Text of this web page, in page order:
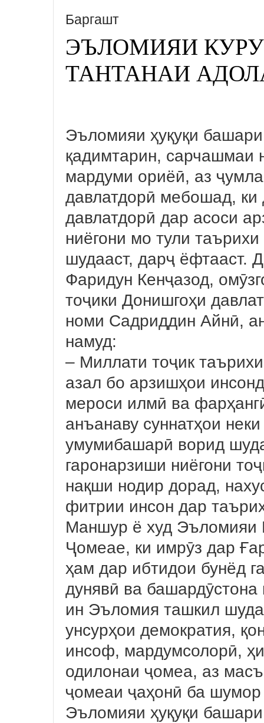
Баргашт
ЭЪЛОМИЯИ
ТАНТАНАИ
Эъломияи ҳуқуқи
қадимтарин, сарчашмаи
мардуми ориёӣ, аз
давлатдорӣ мебошад,
давлатдорӣ дар асоси
ниёгони мо тули
шудааст, дарҷ ёфтааст.
Фаридун Кенҷазод,
тоҷики Донишгоҳи
номи Садриддин Айнӣ,
намуд:
– Миллати тоҷик
азал бо арзишҳои
мероси илмӣ ва
анъанаву суннатҳои
умумибашарӣ ворид
гаронарзиши ниёгони
нақши нодир дорад,
фитрии инсон дар
Маншур ё худ
Ҷомеае, ки имрӯз дар
ҳам дар ибтидои бунёд
дунявӣ ва
ин Эъломия ташкил
унсурҳои демократия,
инсоф, мардумсолорӣ,
одилонаи ҷомеа, аз
ҷомеаи ҷаҳонӣ ба
Эъломияи ҳуқуқи